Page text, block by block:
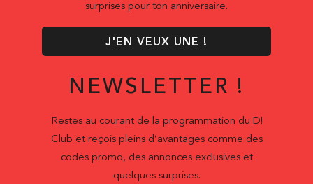
surprises pour ton anniversaire.
J'EN VEUX UNE !
NEWSLETTER !
Restes au courant de la programmation du D!
Club et reçois pleins d’avantages comme des
codes promo, des annonces exclusives et
quelques surprises.